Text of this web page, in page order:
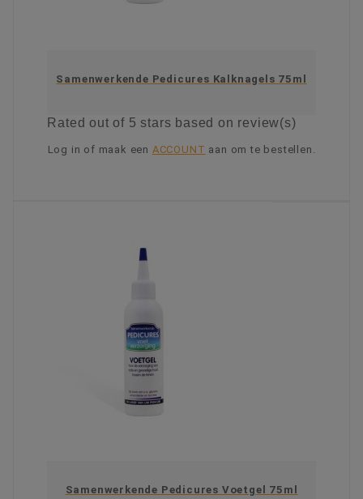
Samenwerkende Pedicures Kalknagels 75ml
Ratedout of 5 stars based on review(s)
Log in of maak een ACCOUNT aan om te bestellen.
Samenwerkende Pedicures Voetgel 75ml